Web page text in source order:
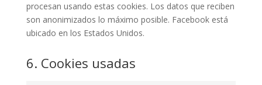
procesan usando estas cookies. Los datos que reciben
son anonimizados lo máximo posible. Facebook está
ubicado en los Estados Unidos.
6. Cookies usadas